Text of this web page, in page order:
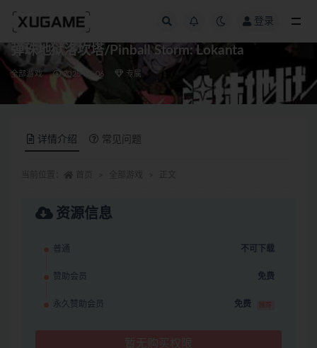
登录
弹珠地狱洛坎塔/Pinball Storm: Lokanta
全部游戏 2025-03-06 专属
详情介绍 常见问题
资源信息
普通 不可下载
赞助会员 免费
永久赞助会员 免费 推荐